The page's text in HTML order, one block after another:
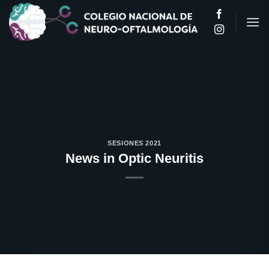
Saltar
contenido
SESIONES 2021
News in Optic Neuritis